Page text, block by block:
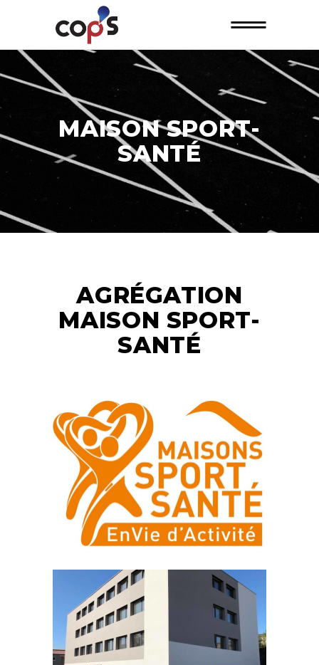
MAISON SPORT-
SANTÉ
AGRÉGATION
MAISON SPORT-
SANTÉ